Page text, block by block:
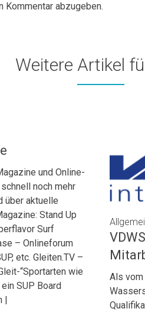
Kommentar abzugeben.
Weitere Artikel
und Online-
noch mehr
über aktuelle
Stand Up
Surf
– Onlineforum
etc. Gleiten.TV –
“Sportarten wie
SUP Board
|
Als